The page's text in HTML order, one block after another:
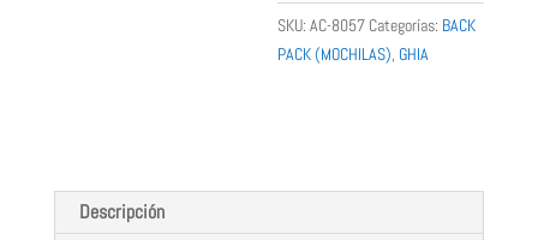
COLOR
GRIS
cantidad
SKU:AC-8057 Categorías: BACK
PACK (MOCHILAS), GHIA
Descripción